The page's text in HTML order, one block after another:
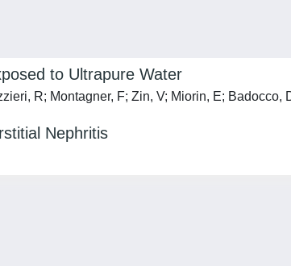
to Ultrapure Water
R; Montagner, F; Zin, V; Miorin, E; Badocco,
Nephritis